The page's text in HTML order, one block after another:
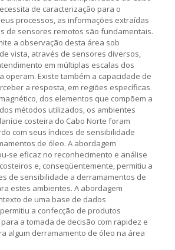
de caracterização para o
processos, as informações extraídas
de sensores remotos são fundamentais.
a observação desta área sob
vista, através de sensores diversos,
em múltiplas escalas dos
operam. Existe também a capacidade de
a resposta, em regiões específicas
dos elementos que compõem a
métodos utilizados, os ambientes
costeira do Cabo Norte foram
com seus índices de sensibilidade
de óleo. A abordagem
se eficaz no reconhecimento e análise
e, conseqüentemente, permitiu a
de sensibilidade a derramamentos de
estes ambientes. A abordagem
de uma base de dados
a confecção de produtos
a tomada de decisão com rapidez e
algum derramamento de óleo na área